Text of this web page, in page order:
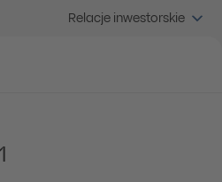
Relacje inwestorskie